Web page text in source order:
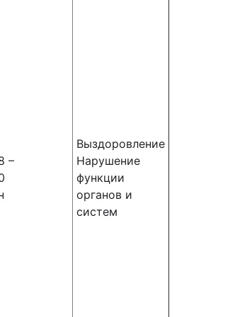
–
Выздоровление
Нарушение
функции
органов и
систем